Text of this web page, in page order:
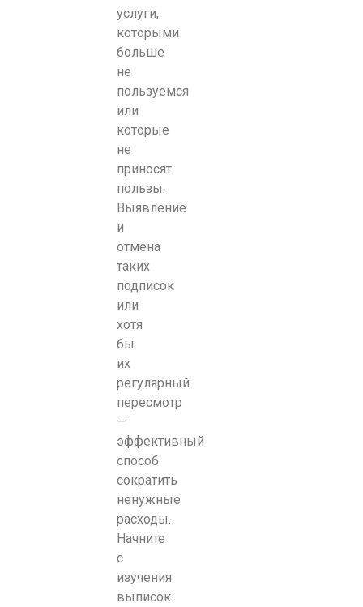
услуги,
которыми
больше
не
пользуемся
или
которые
не
приносят
пользы.
Выявление
и
отмена
таких
подписок
или
хотя
бы
их
регулярный
пересмотр
—
эффективный
способ
сократить
ненужные
расходы.
Начните
с
изучения
выписок